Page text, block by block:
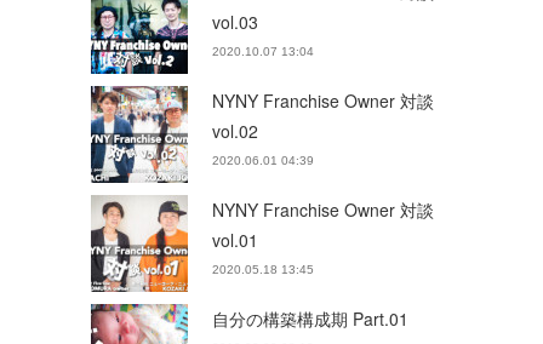
vol.03
2020.10.07 13:04
NYNY Franchise Owner 対談
vol.02
2020.06.01 04:39
NYNY Franchise Owner 対談
vol.01
2020.05.18 13:45
自分の構築構成期 Part.01